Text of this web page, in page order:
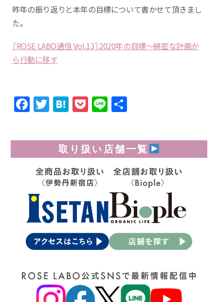
昨年の振り返りと本年の目標について書かせて頂きまし
た。
［ROSE LABO通信 Vol.13］2020年の目標〜綿密な計画か
ら行動に移す
Facebook
Twitter
Hatena
Pocket
Line
取り扱い店舗一覧